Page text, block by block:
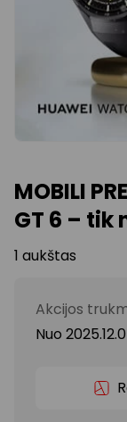
MOBILI
GT 6 – tik
1 aukštas
Akcijos
Nuo